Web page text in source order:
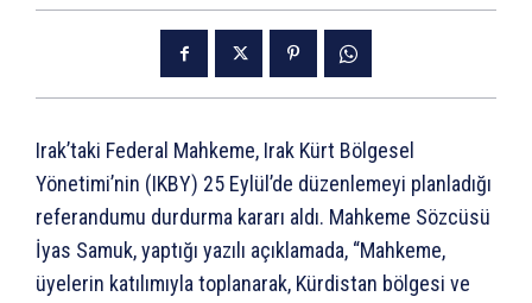
Irak’taki Federal Mahkeme, Irak Kürt Bölgesel
Yönetimi’nin (IKBY) 25 Eylül’de düzenlemeyi planladığı
referandumu durdurma kararı aldı. Mahkeme Sözcüsü
İyas Samuk, yaptığı yazılı açıklamada, “Mahkeme,
üyelerin katılımıyla toplanarak, Kürdistan bölgesi ve